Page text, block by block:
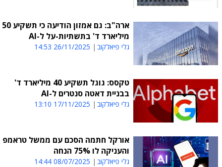
ארה"ב: גם אמזון הודיעה כי תשקיע 50
מיליארד ד' בתשתיות-על ל-AI
גלי פיאלקוב 26/11/2025 14:53
טקסס: גוגל תשקיע 40 מיליארד ד'
בבניית דאטה סנטרים ל-AI
גלי פיאלקוב 17/11/2025 13:10
אורקל חתמה הסכם עם ממשל טראמפ
והעניקה לו 75% הנחה
גלי פיאלקוב 08/07/2025 14:44